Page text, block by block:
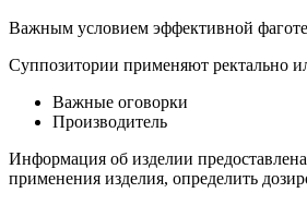
Важным условием эффективной
Суппозитории применяют ректально
Важные оговорки
Производитель
Информация об изделии
применения изделия, определить